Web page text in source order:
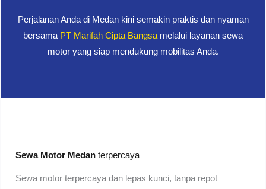
Perjalanan Anda di Medan kini semakin praktis dan nyaman
bersama PT Marifah Cipta Bangsa melalui layanan sewa
motor yang siap mendukung mobilitas Anda.
Sewa Motor Medanterpercaya
Sewa motor terpercaya dan lepas kunci, tanpa repot